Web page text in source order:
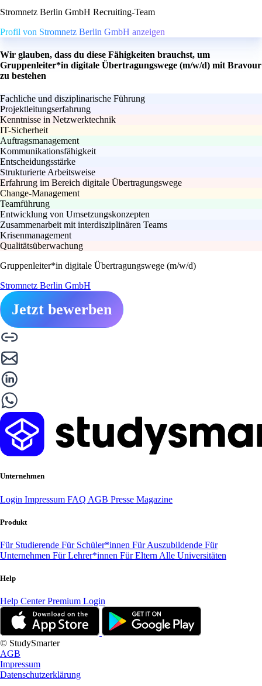
Stromnetz Berlin GmbH Recruiting-Team
Profil von Stromnetz Berlin GmbH anzeigen
Wir glauben, dass du diese Fähigkeiten brauchst, um
Gruppenleiter*in digitale Übertragungswege (m/w/d) mit Bravour
zu bestehen
Fachliche und disziplinarische Führung
Projektleitungserfahrung
Kenntnisse in Netzwerktechnik
IT-Sicherheit
Auftragsmanagement
Kommunikationsfähigkeit
Entscheidungsstärke
Strukturierte Arbeitsweise
Erfahrung im Bereich digitale Übertragungswege
Change-Management
Teamführung
Entwicklung von Umsetzungskonzepten
Zusammenarbeit mit interdisziplinären Teams
Krisenmanagement
Qualitätsüberwachung
Gruppenleiter*in digitale Übertragungswege (m/w/d)
Stromnetz Berlin GmbH
Jetzt bewerben
Unternehmen
Login Impressum FAQ AGB Presse Magazine
Produkt
Für Studierende Für Schüler*innen Für Auszubildende Für
Unternehmen Für Lehrer*innen Für Eltern Alle Universitäten
Help
Help CenterPremium Login
© StudySmarter
AGB
Impressum
Datenschutzerklärung